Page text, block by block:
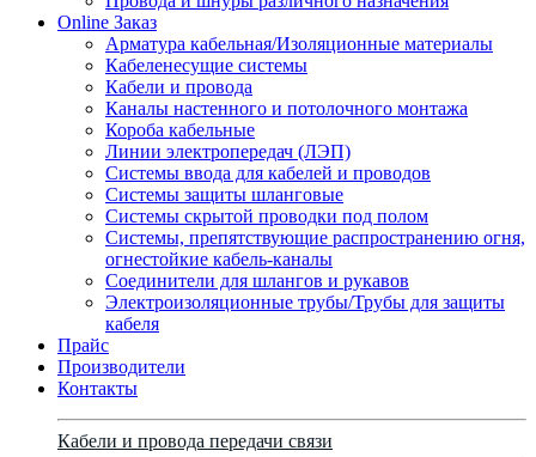
Online Заказ
Арматура кабельная/Изоляционные материалы
Кабеленесущие системы
Кабели и провода
Каналы настенного и потолочного монтажа
Короба кабельные
Линии электропередач (ЛЭП)
Системы ввода для кабелей и проводов
Системы защиты шланговые
Системы скрытой проводки под полом
Системы, препятствующие распространению огня,
огнестойкие кабель-каналы
Соединители для шлангов и рукавов
Электроизоляционные трубы/Трубы для защиты
кабеля
Прайс
Производители
Контакты
Кабели и провода передачи связи